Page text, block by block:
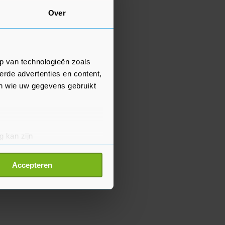
Over
van technologieën zoals
advertenties en content,
wie uw gegevens gebruikt
kan zijn
detailgedeelte
Accepteren